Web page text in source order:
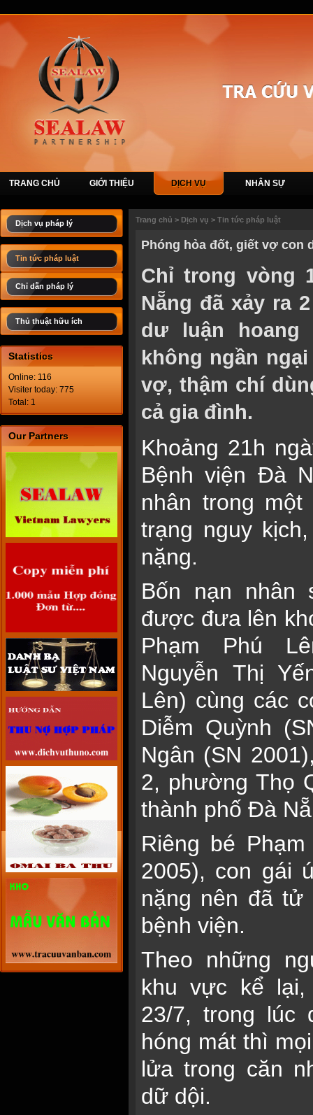
TRANG CHỦ GIỚI THIỆU DỊCH VỤ NHÂN SỰ
Dịch vụ pháp lý
Tin tức pháp luật
Chỉ dẫn pháp lý
Thủ thuật hữu ích
Statistics
Online: 116
Visiter today: 775
Total: 1
Our Partners
Trang chủ > Dịch vụ > Tin tức pháp luật
Phóng hỏa đốt, giết vợ con
Chỉ trong vòng
Nẵng đã xảy ra
dư luận hoang
không ngần
vợ, thậm chí
cả gia đình.
Khoảng 21h
Bệnh viện Đà
nhân trong
trạng nguy
nặng.
Bốn nạn nhân
được đưa lên
Phạm Phú
Nguyễn Thị
Lên) cùng các
Diễm Quỳnh
Ngân (SN
2, phường Thọ
thành phố Đà
Riêng bé
2005), con gái
nặng nên đã tử
bệnh viện.
Theo những
khu vực kể
23/7, trong lúc
hóng mát thì
lửa trong căn
dữ dội.